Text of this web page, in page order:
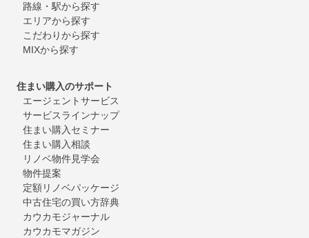
路線・駅から探す
エリアから探す
こだわりから探す
MIXから探す
住まい購入のサポート
エージェントサービス
サービスラインナップ
住まい購入セミナー
住まい購入相談
リノベ物件見学会
物件提案
定額リノベパッケージ
中古住宅の買い方辞典
カウカモジャーナル
カウカモマガジン